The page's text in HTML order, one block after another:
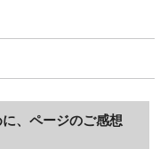
、ページのご感想